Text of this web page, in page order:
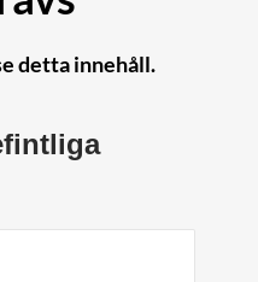
detta innehåll.